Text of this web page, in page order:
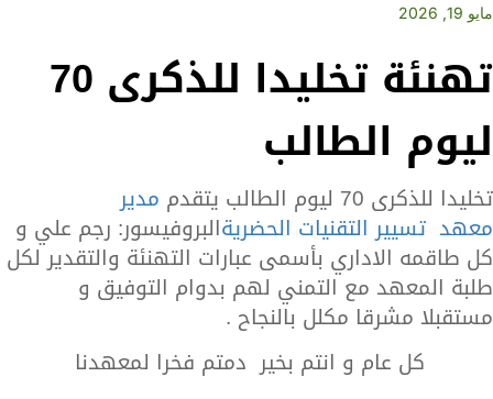
مايو 19, 2026
تهنئة تخليدا للذكرى 70
ليوم الطالب
تخليدا للذكرى 70 ليوم الطالب يتقدم مدير
معهد تسيير التقنيات الحضريةالبروفيسور: رجم علي و
كل طاقمه الاداري بأسمى عبارات التهنئة والتقدير لكل
طلبة المعهد مع التمني لهم بدوام التوفيق و
مستقبلا مشرقا مكلل بالنجاح .
كل عام و انتم بخير دمتم فخرا لمعهدنا